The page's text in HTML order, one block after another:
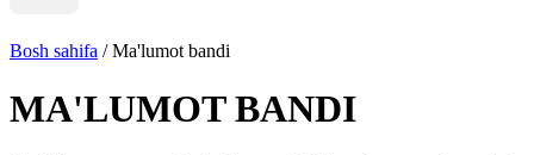
Bosh sahifa /Ma'lumot bandi
MA'LUMOT BANDI